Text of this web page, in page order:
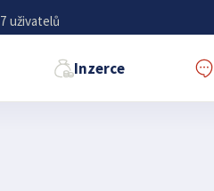
uživatelů
Inzerce